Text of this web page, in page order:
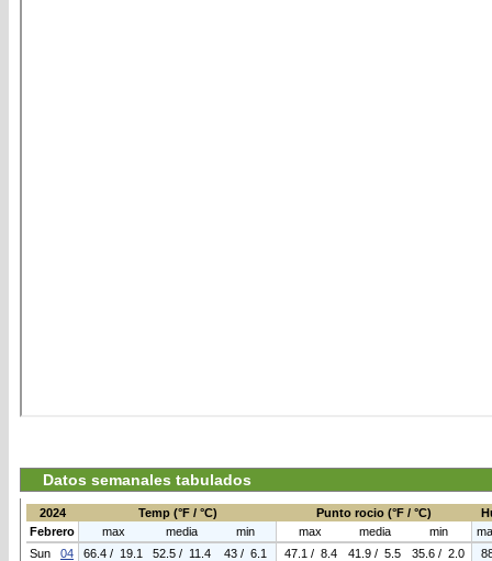
Datos semanales tabulados
2024 Temp (°F / °C) Punto rocio (°F / °C)
Febrero
max media min max media min
Sun
04 66.4 / 19.1 52.5 / 11.4 43 / 6.1 47.1 / 8.4 41.9 / 5.5 35.6 / 2.0